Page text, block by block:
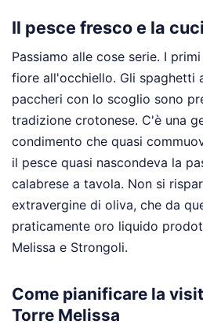
Il pesce fresco e la
Passiamo alle cose serie. I
fiore all'occhiello. Gli spaghetti
paccheri con lo scoglio sono
tradizione crotonese. C'è una
condimento che quasi
il pesce quasi nascondeva la
calabrese a tavola. Non si
extravergine di oliva, che da
praticamente oro liquido
Melissa e Strongoli.
Come pianificare la
Torre Melissa